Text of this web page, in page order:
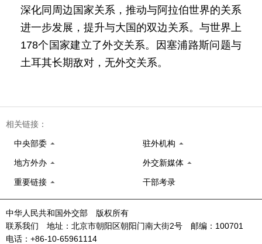
深化同周边国家关系，推动与阿拉伯世界的关系
进一步发展，提升与大国的双边关系。与世界上
178个国家建立了外交关系。因塞浦路斯问题与
土耳其长期敌对，无外交关系。
相关链接：
中央部委 驻外机构
地方外办 外交新媒体
重要链接 干部考录
中华人民共和国外交部 版权所有
联系我们 地址：北京市朝阳区朝阳门南大街2号 邮编：100701
电话：+86-10-65961114